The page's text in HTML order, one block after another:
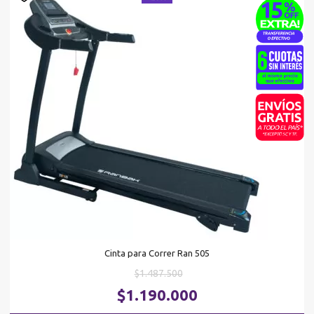
Cinta para Correr Ran 505
$1.487.500El
precio
original
$1.190.000